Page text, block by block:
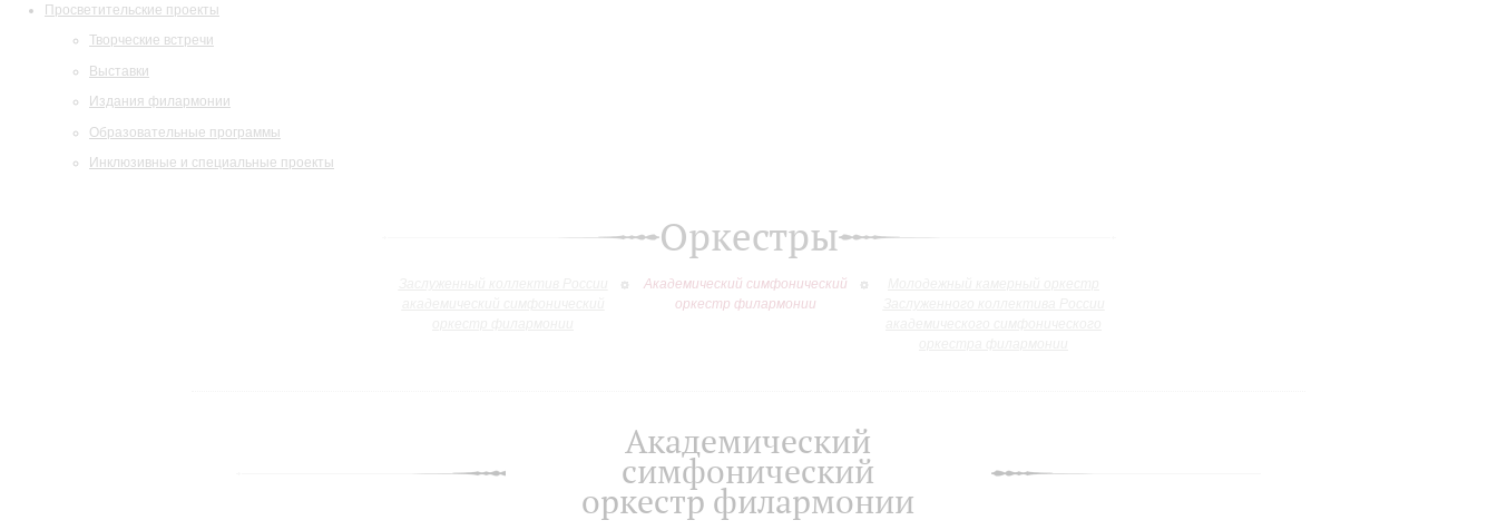
Просветительские проекты
Творческие встречи
Выставки
Издания филармонии
Образовательные программы
Инклюзивные и специальные проекты
Оркестры
Академический симфонический
оркестр филармонии
Академический
симфонический
оркестр филармонии